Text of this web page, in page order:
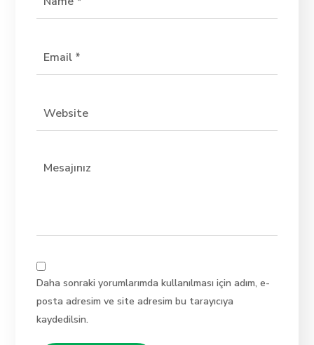
Daha sonraki yorumlarımda kullanılması için adım, e-
posta adresim ve site adresim bu tarayıcıya
kaydedilsin.